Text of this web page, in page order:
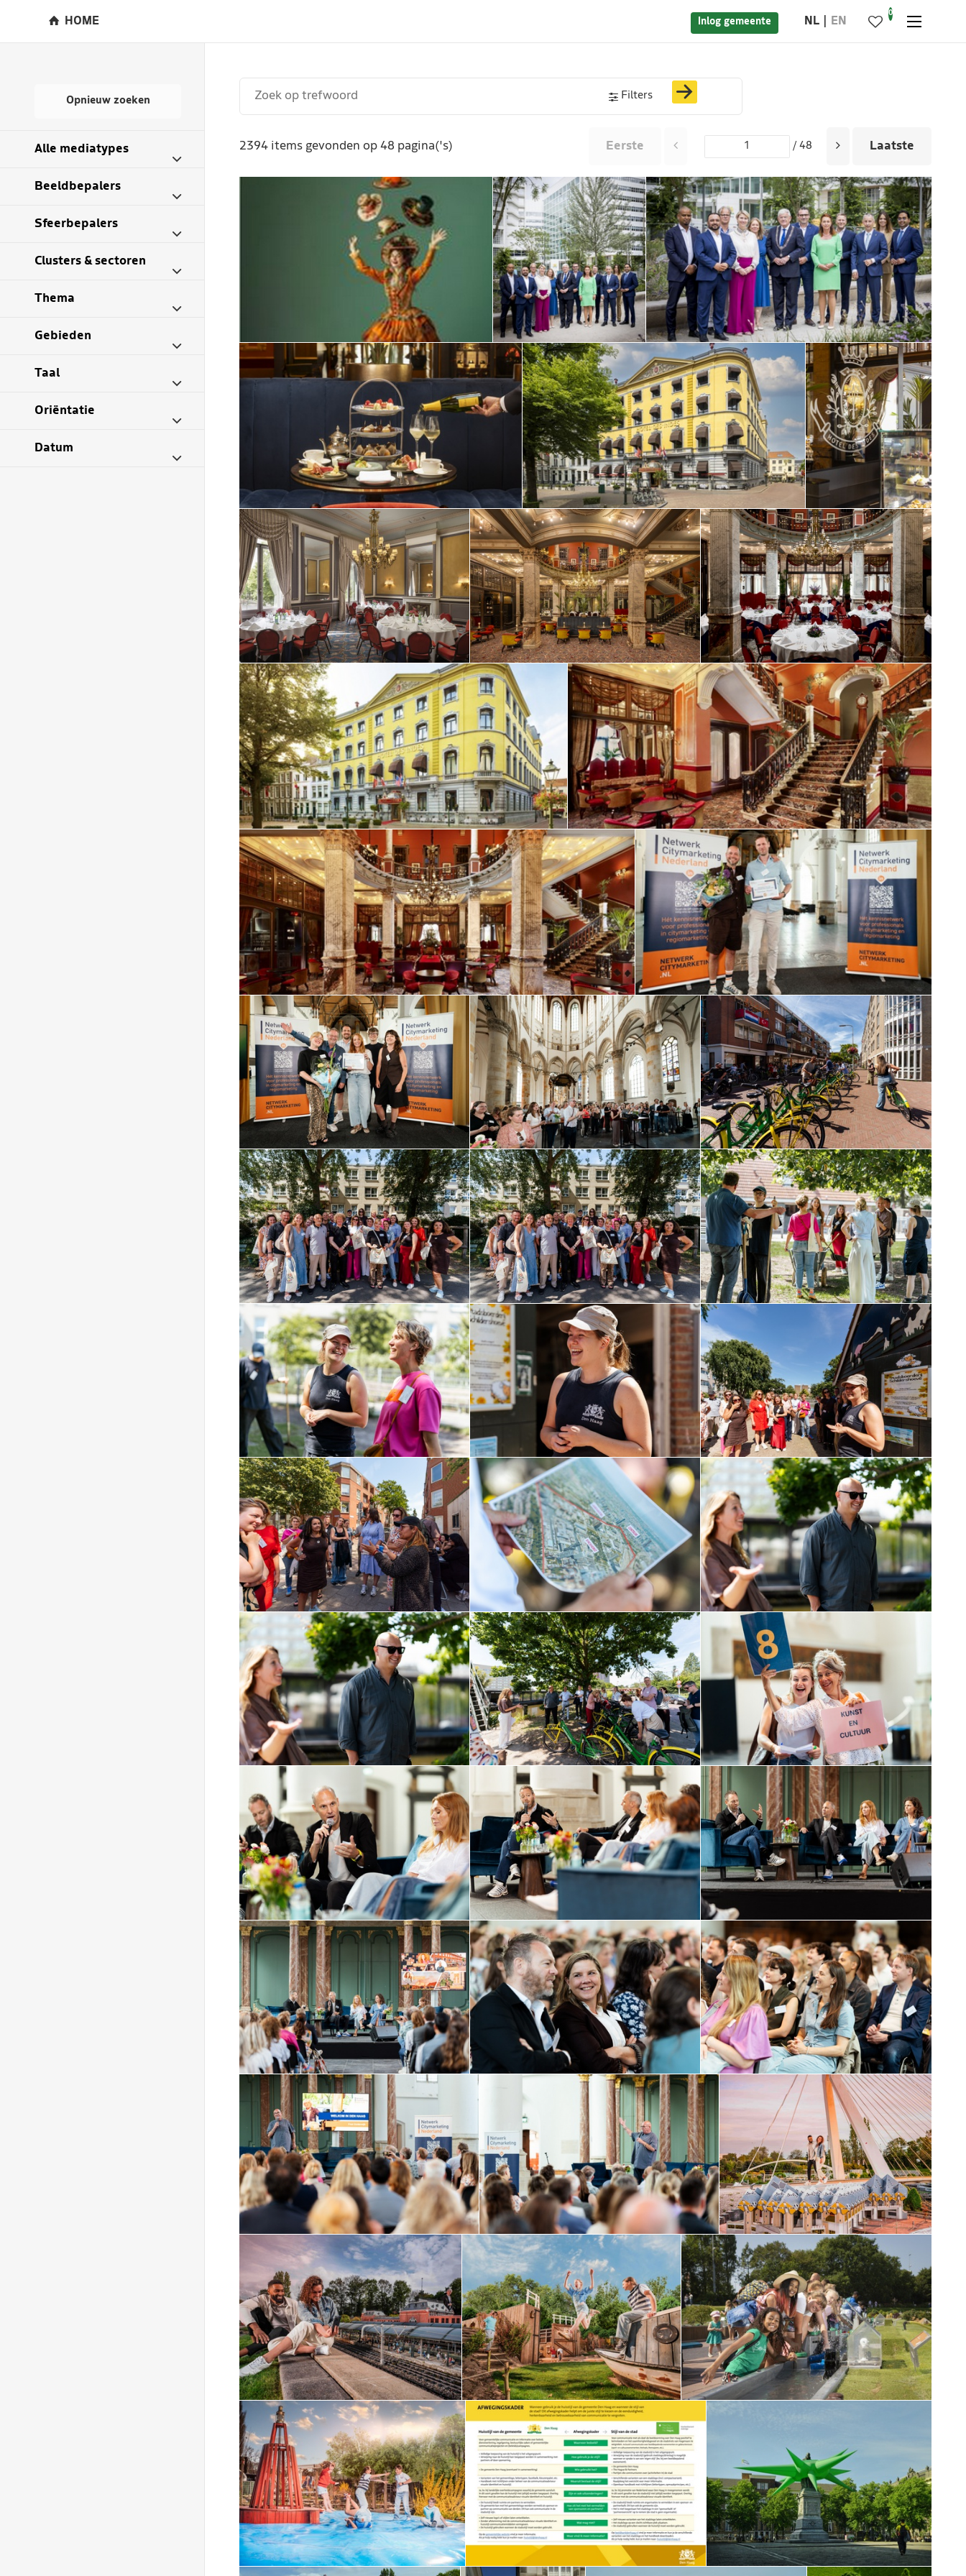
HOME Inlog gemeente NL EN
0
Opnieuw zoeken
Alle mediatypes
Beeldbepalers
Sfeerbepalers
Clusters & sectoren
Thema
Gebieden
Taal
Oriëntatie
Datum
Filters
2394 items gevonden op 48 pagina('s) Eerste / 48 Laatste